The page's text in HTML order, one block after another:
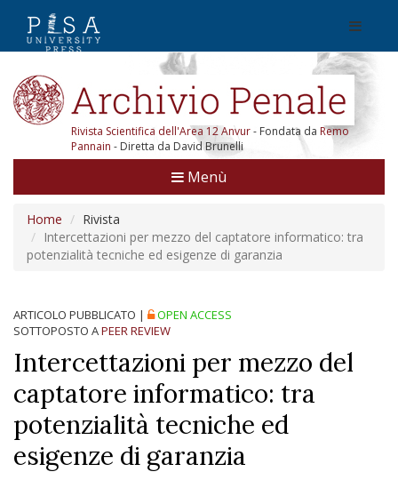
Rivista Scientifica dell'Area 12 Anvur- Fondata da Remo
Pannain - Diretta da David Brunelli
Menù
Home
Rivista
Intercettazioni per mezzo del captatore informatico: tra
potenzialità tecniche ed esigenze di garanzia
ARTICOLO PUBBLICATO |
OPEN ACCESS
SOTTOPOSTO APEER REVIEW
Intercettazioni per mezzo del
captatore informatico: tra
potenzialità tecniche ed
esigenze di garanzia